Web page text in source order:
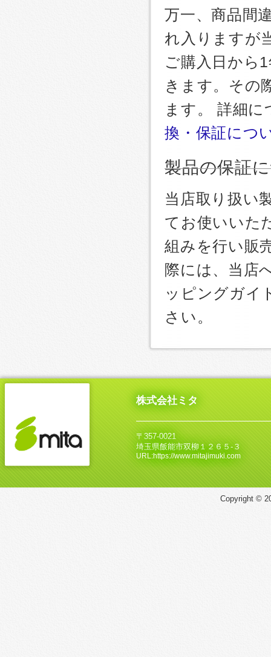
万一、商品間
れ入りますが
ご購入日から
きます。その
ます。 詳細
換・保証につ
製品の保証
当店取り扱い
てお使いいた
組みを行い販
際には、当店
ッピングガイ
さい。
株式会社ミタ
〒357-0021
埼玉県飯能市双柳１２６５‐３
URL:https://www.mitajimuki.com
Copyright ©